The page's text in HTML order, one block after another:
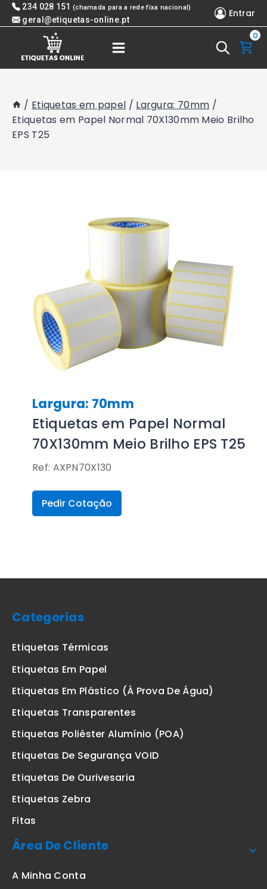
Skip 234 028 151 (chamada para a rede fixa nacional)
geral@etiquetas-online.pt
Entrar
0
/ Etiquetas em papel / Largura: 70mm /
Etiquetas em Papel Normal 70X130mm Meio Brilho
EPS T25
Largura: 70mm
Etiquetas em Papel Normal
70X130mm Meio Brilho EPS T25
Ref: AXPN70X130
Pedir Cotação
Categorias
Etiquetas Térmicas
Etiquetas Em Papel
Etiquetas Em Plástico (à Prova De Água)
Etiquetas Transparentes
Etiquetas Poliéster Alumínio (POA)
Etiquetas De Segurança VOID
Etiquetas De Ourivesaria
Etiquetas Zebra
Fitas
Área De Cliente
A Minha Conta